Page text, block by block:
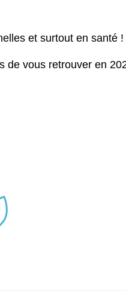
et surtout en santé !
de vous retrouver en